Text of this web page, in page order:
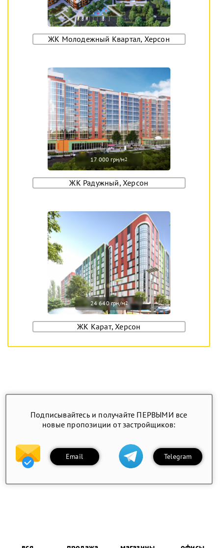
ЖК Молодежный Квартал, Херсон
17 000 грн/м2
ЖК Радужный, Херсон
24 640 грн/м2
ЖК Карат, Херсон
Подписывайтесь и получайте ПЕРВЫМИ все
новые пропозиции от застройщиков:
Email Telegram